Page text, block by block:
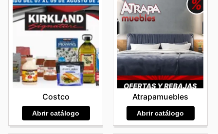
Costco
Abrir catálogo
Atrapamuebles
Abrir catálogo